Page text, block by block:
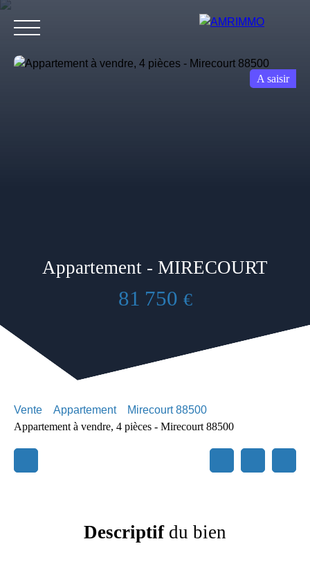
A saisir
Appartement - MIRECOURT
81 750 €
Vente Appartement
Mirecourt 88500
Appartement à vendre, 4 pièces - Mirecourt 88500
Descriptifdu bien